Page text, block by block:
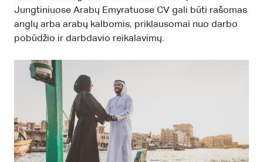
Jungtiniuose Arabų Emyratuose CV gali būti rašomas
anglų arba arabų kalbomis, priklausomai nuo darbo
pobūdžio ir darbdavio reikalavimų.